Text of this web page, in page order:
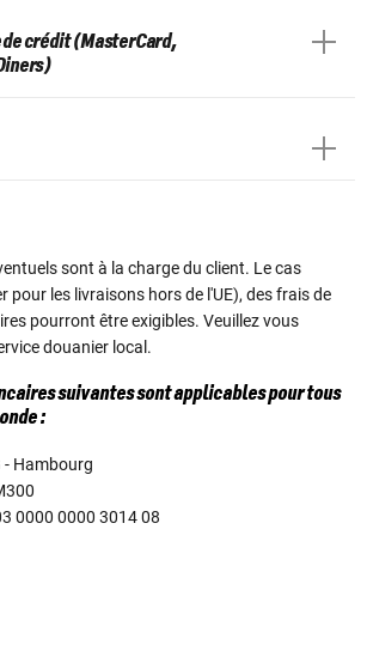
crédit (MasterCard,
sont à la charge du client. Le cas
pour les livraisons hors de l'UE), des frais de
pourront être exigibles. Veuillez vous
douanier local.
suivantes sont applicables pour tous
:
- Hambourg
0000 0000 3014 08